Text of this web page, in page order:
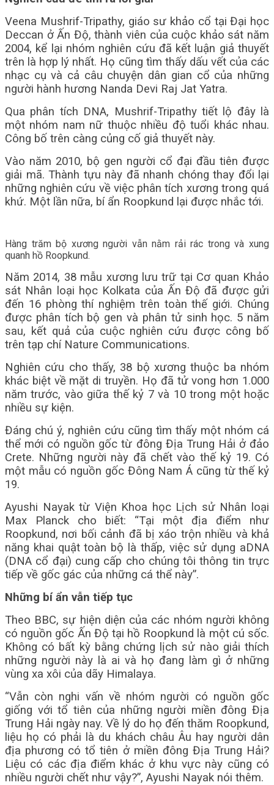
Veena Mushrif-Tripathy, giáo sư khảo cổ tại Đại học
Deccan ở Ấn Độ, thành viên của cuộc khảo sát năm
2004, kể lại nhóm nghiên cứu đã kết luận giả thuyết
trên là hợp lý nhất. Họ cũng tìm thấy dấu vết của các
nhạc cụ và cả câu chuyện dân gian cổ của những
người hành hương Nanda Devi Raj Jat Yatra.
Qua phân tích DNA, Mushrif-Tripathy tiết lộ đây là
một nhóm nam nữ thuộc nhiều độ tuổi khác nhau.
Công bố trên càng củng cố giả thuyết này.
Vào năm 2010, bộ gen người cổ đại đầu tiên được
giải mã. Thành tựu này đã nhanh chóng thay đổi lại
những nghiên cứu về việc phân tích xương trong quá
khứ. Một lần nữa, bí ẩn Roopkund lại được nhắc tới.
Hàng trăm bộ xương người vẫn nằm rải rác trong và xung
quanh hồ Roopkund.
Năm 2014, 38 mẫu xương lưu trữ tại Cơ quan Khảo
sát Nhân loại học Kolkata của Ấn Độ đã được gửi
đến 16 phòng thí nghiệm trên toàn thế giới. Chúng
được phân tích bộ gen và phân tử sinh học. 5 năm
sau, kết quả của cuộc nghiên cứu được công bố
trên tạp chí Nature Communications.
Nghiên cứu cho thấy, 38 bộ xương thuộc ba nhóm
khác biệt về mặt di truyền. Họ đã tử vong hơn 1.000
năm trước, vào giữa thế kỷ 7 và 10 trong một hoặc
nhiều sự kiện.
Đáng chú ý, nghiên cứu cũng tìm thấy một nhóm cá
thể mới có nguồn gốc từ đông Địa Trung Hải ở đảo
Crete. Những người này đã chết vào thế kỷ 19. Có
một mẫu có nguồn gốc Đông Nam Á cũng từ thế kỷ
19.
Ayushi Nayak từ Viện Khoa học Lịch sử Nhân loại
Max Planck cho biết: “Tại một địa điểm như
Roopkund, nơi bối cảnh đã bị xáo trộn nhiều và khả
năng khai quật toàn bộ là thấp, việc sử dụng aDNA
(DNA cổ đại) cung cấp cho chúng tôi thông tin trực
tiếp về gốc gác của những cá thể này”.
Những bí ẩn vẫn tiếp tục
Theo BBC, sự hiện diện của các nhóm người không
có nguồn gốc Ấn Độ tại hồ Roopkund là một cú sốc.
Không có bất kỳ bằng chứng lịch sử nào giải thích
những người này là ai và họ đang làm gì ở những
vùng xa xôi của dãy Himalaya.
“Vẫn còn nghi vấn về nhóm người có nguồn gốc
giống với tổ tiên của những người miền đông Địa
Trung Hải ngày nay. Về lý do họ đến thăm Roopkund,
liệu họ có phải là du khách châu Âu hay người dân
địa phương có tổ tiên ở miền đông Địa Trung Hải?
Liệu có các địa điểm khác ở khu vực này cũng có
nhiều người chết như vậy?”, Ayushi Nayak nói thêm.